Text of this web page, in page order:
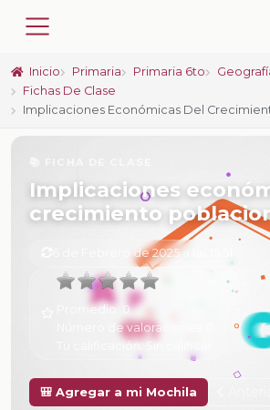
Inicio Primaria Primaria 6to
Fichas De Clase
Implicaciones Económicas Del
Implicaciones
crecimiento
6 de Febrero de 2025 a las 15:51
Promedio: 0
Número de valoraciones:
Tu calificación: Sin calificar
🎒 Agregar a mi Mochila